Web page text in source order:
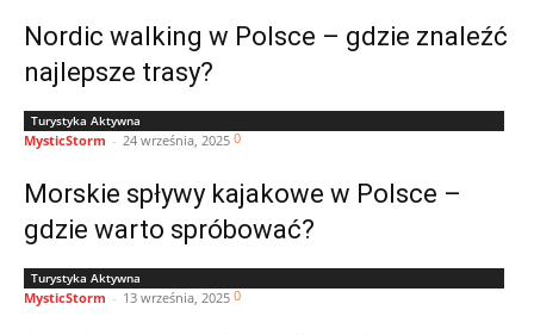
Nordic walking w Polsce – gdzie znaleźć
najlepsze trasy?
Turystyka Aktywna
MysticStorm - 24 września, 2025 0
Morskie spływy kajakowe w Polsce –
gdzie warto spróbować?
Turystyka Aktywna
MysticStorm - 13 września, 2025 0